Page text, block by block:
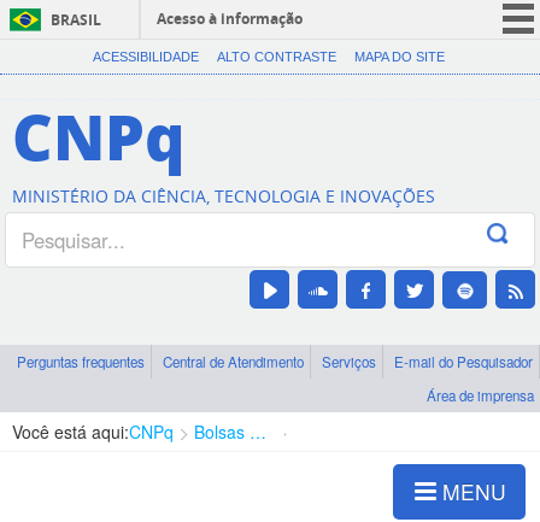
BRASIL
Acesso à informação
CORONAVÍRUS (COVID-19)
Canais
ACESSIBILIDADE ALTO CONTRASTE MAPA DO SITE
CNPq
MINISTÉRIO DA CIÊNCIA, TECNOLOGIA E INOVAÇÕES
Perguntas frequentes Central de Atendimento Serviços
E-mail do Pesquisador
Área de imprensa
Você está aqui:CNPq Bolsas e Auxílios Vigentes
MENU